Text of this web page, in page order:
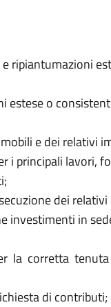
ripiantumazioni
estese o
e dei relativi
i principali lavori,
dei
investimenti in
la corretta
di contributi;